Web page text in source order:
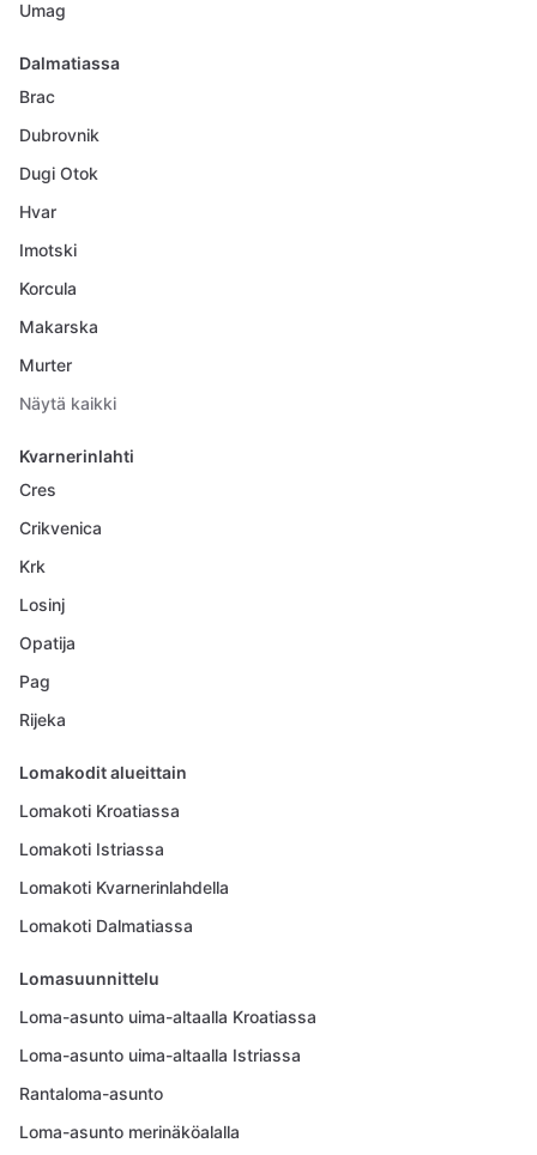
Umag
Dalmatiassa
Brac
Dubrovnik
Dugi Otok
Hvar
Imotski
Korcula
Makarska
Murter
Näytä kaikki
Kvarnerinlahti
Cres
Crikvenica
Krk
Losinj
Opatija
Pag
Rijeka
Lomakodit alueittain
Lomakoti Kroatiassa
Lomakoti Istriassa
Lomakoti Kvarnerinlahdella
Lomakoti Dalmatiassa
Lomasuunnittelu
Loma-asunto uima-altaalla Kroatiassa
Loma-asunto uima-altaalla Istriassa
Rantaloma-asunto
Loma-asunto merinäköalalla